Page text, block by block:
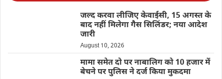
जल्द करवा लीजिए केवाईसी, 15 अगस्त के
बाद नहीं मिलेगा गैस सिलिंडर; नया आदेश
जारी
August 10, 2026
मामा समेत दो पर नाबालिग को 10 हजार में
बेचने पर पुलिस ने दर्ज किया मुकदमा